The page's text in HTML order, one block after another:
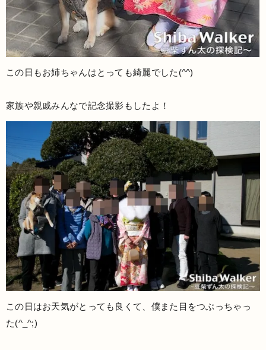
この日もお姉ちゃんはとっても綺麗でした(^^)
家族や親戚みんなで記念撮影もしたよ！
この日はお天気がとっても良くて、僕また目をつぶっちゃっ
た(^_^;)